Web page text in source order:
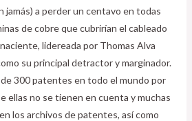
jamás) a perder un centavo en todas
de cobre que cubrirían el cableado
lidereada por Thomas Alva
su principal detractor y marginador.
300 patentes en todo el mundo por
ellas no se tienen en cuenta y muchas
los archivos de patentes, así como